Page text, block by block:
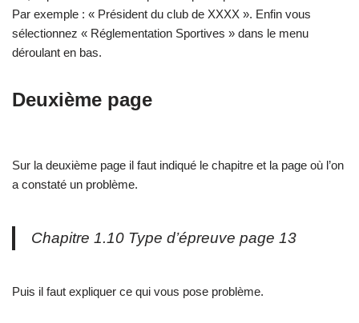
Par exemple : « Président du club de XXXX ». Enfin vous
sélectionnez « Réglementation Sportives » dans le menu
déroulant en bas.
Deuxième page
Sur la deuxième page il faut indiqué le chapitre et la page où l’on
a constaté un problème.
Chapitre 1.10 Type d’épreuve page 13
Puis il faut expliquer ce qui vous pose problème.